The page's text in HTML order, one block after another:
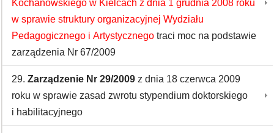
Kochanowskiego w Kielcach z dnia 1 grudnia 2008 roku
w sprawie struktury organizacyjnej Wydziału
Pedagogicznego i Artystycznego traci moc na podstawie
zarządzenia Nr 67/2009
29. Zarządzenie Nr 29/2009 z dnia 18 czerwca 2009
roku w sprawie zasad zwrotu stypendium doktorskiego
i habilitacyjnego